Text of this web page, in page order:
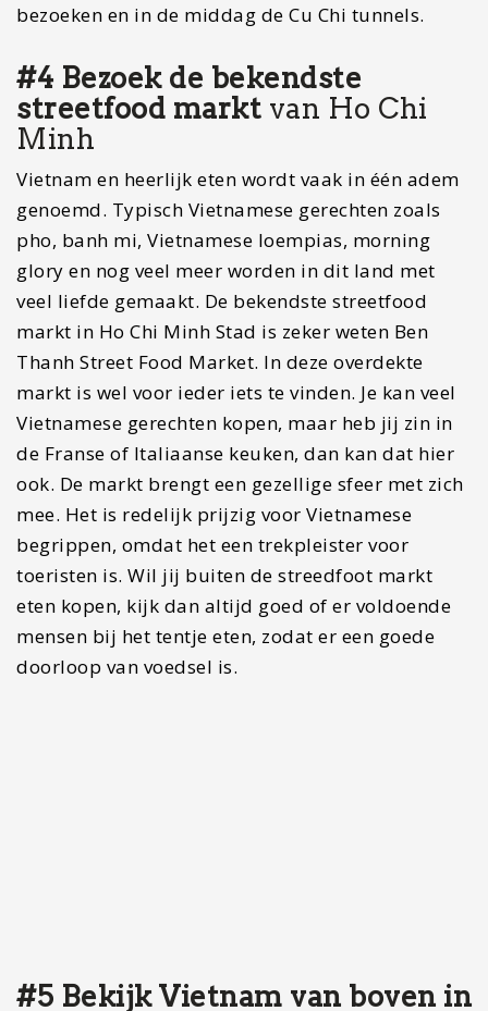
bezoeken en in de middag de Cu Chi tunnels.
#4 Bezoek de bekendste
streetfood markt van Ho Chi
Minh
Vietnam en heerlijk eten wordt vaak in één adem
genoemd. Typisch Vietnamese gerechten zoals
pho, banh mi, Vietnamese loempias, morning
glory en nog veel meer worden in dit land met
veel liefde gemaakt. De bekendste streetfood
markt in Ho Chi Minh Stad is zeker weten Ben
Thanh Street Food Market. In deze overdekte
markt is wel voor ieder iets te vinden. Je kan veel
Vietnamese gerechten kopen, maar heb jij zin in
de Franse of Italiaanse keuken, dan kan dat hier
ook. De markt brengt een gezellige sfeer met zich
mee. Het is redelijk prijzig voor Vietnamese
begrippen, omdat het een trekpleister voor
toeristen is. Wil jij buiten de streedfoot markt
eten kopen, kijk dan altijd goed of er voldoende
mensen bij het tentje eten, zodat er een goede
doorloop van voedsel is.
achtergelaten. DeChill Skybar in de A&B Tower